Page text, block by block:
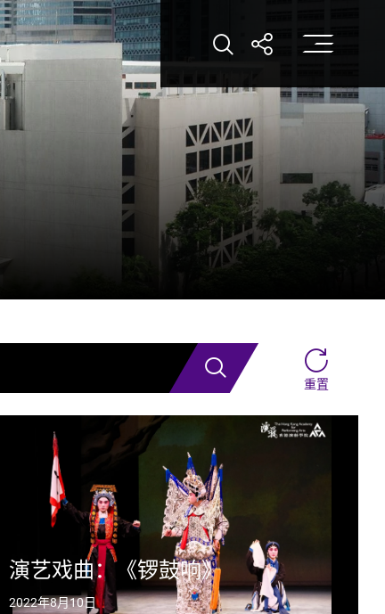
打开搜索打开分享打
搜索
重置
演艺戏曲：《锣鼓响》
2022年8月10日